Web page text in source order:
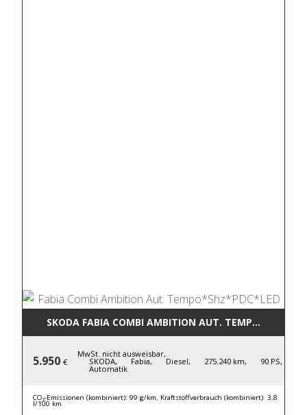
SKODA FABIA COMBI AMBITION AUT.
5.950 €
MwSt. nicht ausweisbar,
SKODA, Fabia, Diesel, 275.240 km, 90 PS,
Automatik
CO₂-Emissionen (kombiniert): 99 g/km, Kraftstoffverbrauch (kombiniert): 3,8
l/100 km